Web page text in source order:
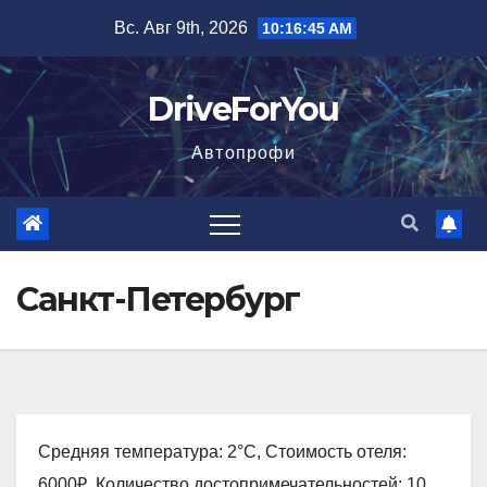
содержимому
Вс. Авг 9th, 2026 10:16:46 AM
DriveForYou
Автопрофи
Санкт-Петербург
Средняя температура: 2°C, Стоимость отеля: